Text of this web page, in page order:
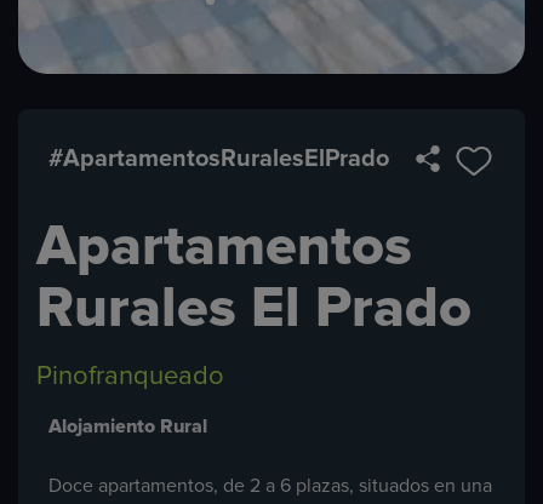
#ApartamentosRuralesElPrado
Apartamentos
Rurales El Prado
Pinofranqueado
Alojamiento Rural
Doce apartamentos, de 2 a 6 plazas, situados en una